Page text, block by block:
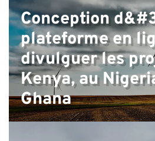
Conception
plateforme en
divulguer les
Kenya, au
Ghana